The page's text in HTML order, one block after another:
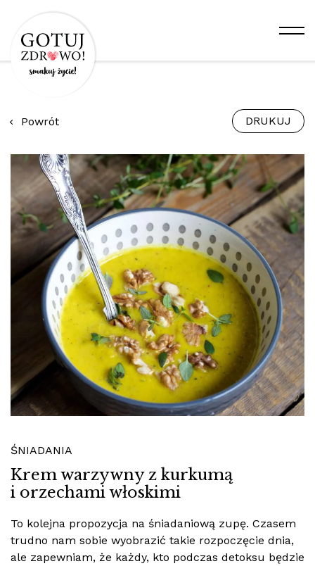
Powrót DRUKUJ
ŚNIADANIA
Krem warzywny z kurkumą
i orzechami włoskimi
To kolejna propozycja na śniadaniową zupę. Czasem
trudno nam sobie wyobrazić takie rozpoczęcie dnia,
ale zapewniam, że każdy, kto podczas detoksu będzie